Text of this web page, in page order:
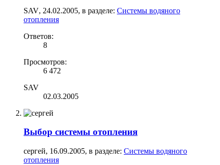
SAV, 24.02.2005, в разделе: Системы водяного
отопления
Ответов:
8
Просмотров:
6 472
SAV
02.03.2005
Выбор системы отопления
сергей, 16.09.2005, в разделе: Системы водяного
отопления